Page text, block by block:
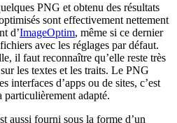
PNG et obtenu des résultats
sont effectivement nettement
d’ImageOptim, même si ce dernier
avec les réglages par défaut.
il faut reconnaître qu’elle reste très
les textes et les traits. Le PNG
interfaces d’apps ou de sites, c’est
particulièrement adapté.
aussi fourni sous la forme d’un